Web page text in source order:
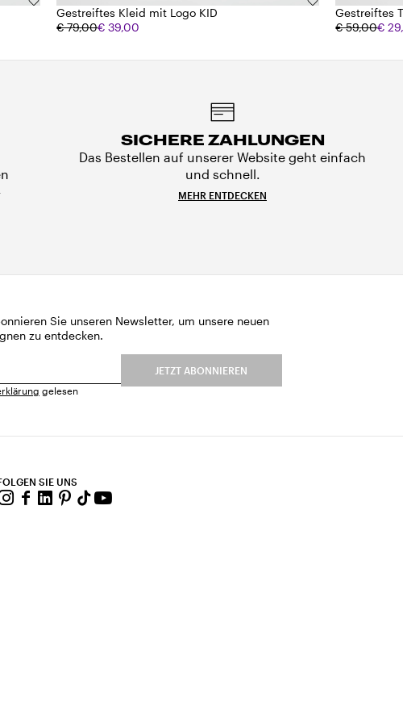
Gestreiftes Kleid mit Logo KID
€ 79,00€ 39,00
Gestreiftes
€ 59,00€
SICHERE ZAHLUNGEN
Das Bestellen auf unserer Website geht einfach
und schnell.
MEHR ENTDECKEN
Sie unseren Newsletter, um unsere neuen
zu entdecken.
gelesen
JETZT ABONNIEREN
SIE UNS